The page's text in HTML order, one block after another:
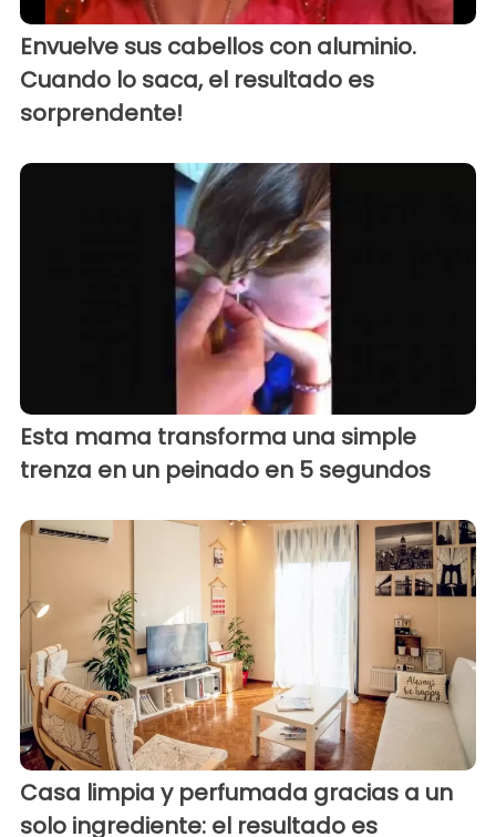
Envuelve sus cabellos con aluminio.
Cuando lo saca, el resultado es
sorprendente!
Esta mama transforma una simple
trenza en un peinado en 5 segundos
Casa limpia y perfumada gracias a un
solo ingrediente: el resultado es